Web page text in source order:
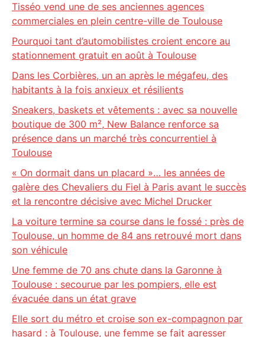
Tisséo vend une de ses anciennes agences
commerciales en plein centre-ville de Toulouse
Pourquoi tant d’automobilistes croient encore au
stationnement gratuit en août à Toulouse
Dans les Corbières, un an après le mégafeu, des
habitants à la fois anxieux et résilients
Sneakers, baskets et vêtements : avec sa nouvelle
boutique de 300 m², New Balance renforce sa
présence dans un marché très concurrentiel à
Toulouse
« On dormait dans un placard »… les années de
galère des Chevaliers du Fiel à Paris avant le succès
et la rencontre décisive avec Michel Drucker
La voiture termine sa course dans le fossé : près de
Toulouse, un homme de 84 ans retrouvé mort dans
son véhicule
Une femme de 70 ans chute dans la Garonne à
Toulouse : secourue par les pompiers, elle est
évacuée dans un état grave
Elle sort du métro et croise son ex-compagnon par
hasard : à Toulouse, une femme se fait agresser